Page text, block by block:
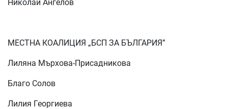
Николай Ангелов
МЕСТНА КОАЛИЦИЯ „БСП ЗА БЪЛГАРИЯ”
Лиляна Мърхова-Присадникова
Благо Солов
Лилия Георгиева